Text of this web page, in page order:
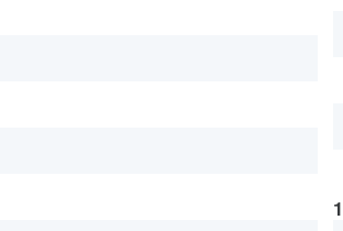
1